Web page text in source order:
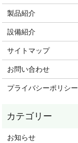
製品紹介
設備紹介
サイトマップ
お問い合わせ
プライバシーポリシー
お知らせ